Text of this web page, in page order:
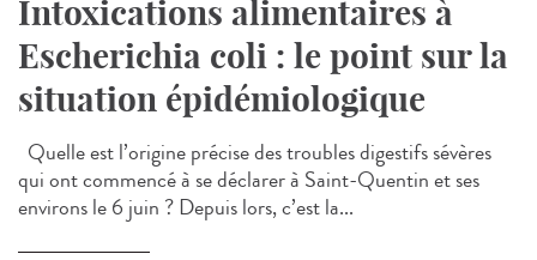
Intoxications alimentaires à
Escherichia coli : le point sur la
situation épidémiologique
Quelle est l’origine précise des troubles digestifs sévères
qui ont commencé à se déclarer à Saint-Quentin et ses
environs le 6 juin ? Depuis lors, c’est la...